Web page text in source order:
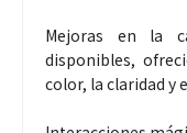
Mejoras en la
disponibles,
color, la claridad y